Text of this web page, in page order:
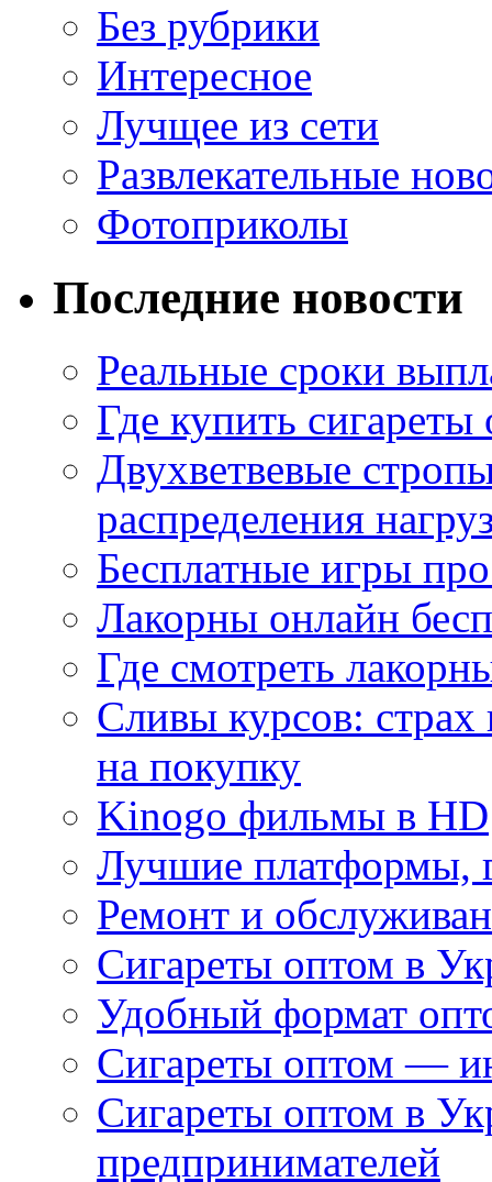
Без рубрики
Интересное
Лучщее из сети
Развлекательные
Фотоприколы
Последние новости
Реальные сроки
Где купить
Двухветвевые
распределения
Бесплатные игры
Лакорны онлайн
Где смотреть
Сливы курсов:
на покупку
Kinogo фильмы в HD
Лучшие платформы,
Ремонт и
Сигареты оптом в
Удобный формат
Сигареты оптом —
Сигареты оптом в
предпринимателей